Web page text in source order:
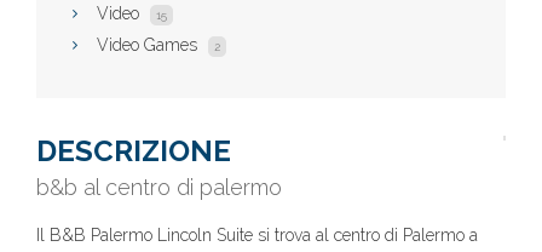
Video 15
Video Games 2
DESCRIZIONE
b&b al centro di palermo
Il B&B Palermo Lincoln Suite si trova al centro di Palermo a